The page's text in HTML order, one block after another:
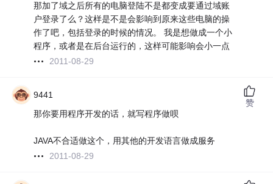
那加了域之后所有的电脑登陆不是都变成要通过域账
户登录了么？这样是不是会影响到原来这些电脑的操
作了吧，包括登录的时候的情况。 我是想做成一个小
程序，或者是在后台运行的，这样可能影响会小一点
2011-08-29
9441
那你要用程序开发的话，就写程序做呗
JAVA不合适做这个，用其他的开发语言做成服务
2011-08-29
赞